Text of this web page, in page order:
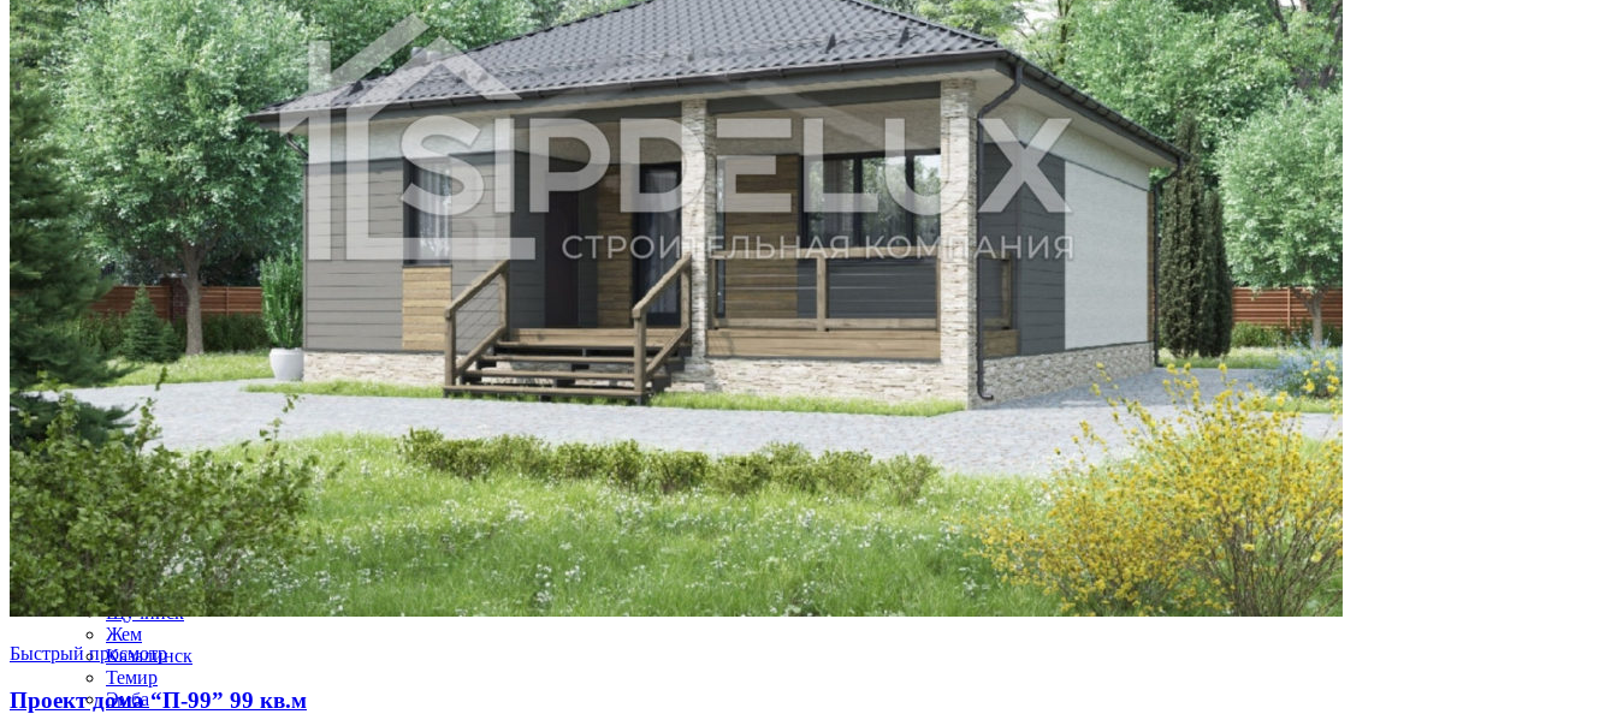
Жаркент
Жетысай
Житикара
Зайсан
Кандыагаш
Каратау
Каркаралинск
Каскелен
Кентау
Кулсары
Ленгер
Лисаковск
Макинск
Мамлютка
Сарканд
Сарыагаш
Сергеевка
Степняк
Тайынша
Талгар
Тобыл
Ушарал
Уштобе
Хромтау
Шалкар
Шардара
Шемонаиха
Шу
Щучинск
Жем
Казалинск
Темир
Эмба
Быстрый просмотр
Проект дома “П-99” 99 кв.м